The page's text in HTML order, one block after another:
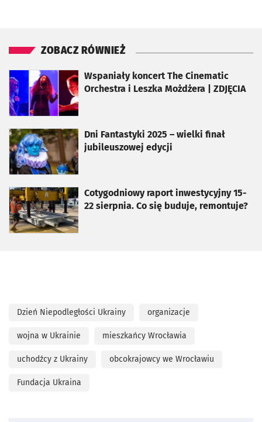
ZOBACZ RÓWNIEŻ
Wspaniały koncert The Cinematic
Orchestra i Leszka Możdżera | ZDJĘCIA
otworzy się w nowej karcie
Dni Fantastyki 2025 – wielki finał
jubileuszowej edycji
otworzy się w nowej karcie
Cotygodniowy raport inwestycyjny 15-
22 sierpnia. Co się buduje, remontuje?
otworzy się w nowej karcie
Dzień Niepodległości Ukrainy organizacje
wojna w Ukrainie mieszkańcy Wrocławia
uchodźcy z Ukrainy obcokrajowcy we Wrocławiu
Fundacja Ukraina